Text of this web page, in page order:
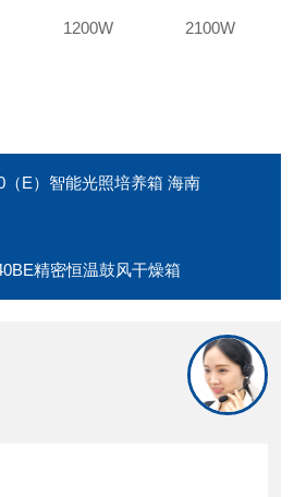
1200W 2100W
（E）智能光照培养箱 海南
精密恒温鼓风干燥箱